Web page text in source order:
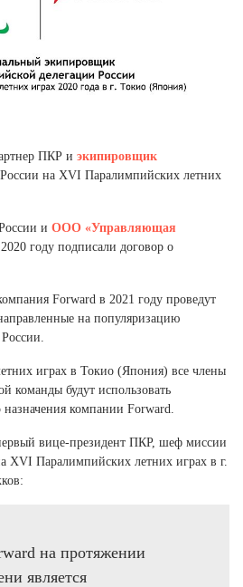
округ (3)
(1)
ПКР и экипировщик
на XVI Паралимпийских летних
и ООО «Управляющая
году подписали договор о
Forward в 2021 году проведут
на популяризацию
играх в Токио (Япония) все члены
команды будут использовать
компании Forward.
вице-президент ПКР, шеф миссии
XVI Паралимпийских летних играх в г.
на протяжении
является